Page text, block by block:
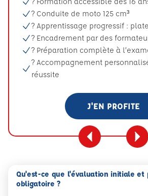
? Conduite de moto 125 cm³
? Apprentissage progressif :
? Encadrement par des
? Préparation complète à
? Accompagnement
réussite
J'EN PROFITE
Qu'est-ce que l'évaluation initiale et
obligatoire ?